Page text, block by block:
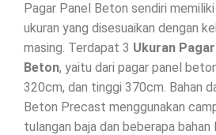
Pagar Panel Beton sendiri
ukuran yang disesuaikan dengan
masing. Terdapat 3 Ukuran
Beton, yaitu dari pagar panel
320cm, dan tinggi 370cm. Bahan
Beton Precast menggunakan
tulangan baja dan beberapa bahan